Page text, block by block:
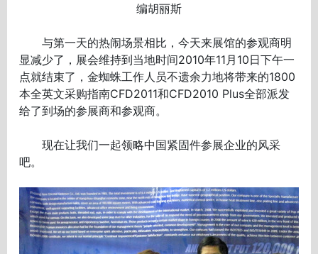
编胡丽斯
与第一天的热闹场景相比，今天来展馆的参观商明
显减少了，展会维持到当地时间2010年11月10日下午一
点就结束了，金蜘蛛工作人员不遗余力地将带来的1800
本全英文采购指南CFD2011和CFD2010 Plus全部派发
给了到场的参展商和参观商。
现在让我们一起领略中国紧固件参展企业的风采
吧。